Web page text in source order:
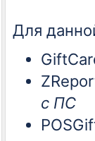
Для
с ПС